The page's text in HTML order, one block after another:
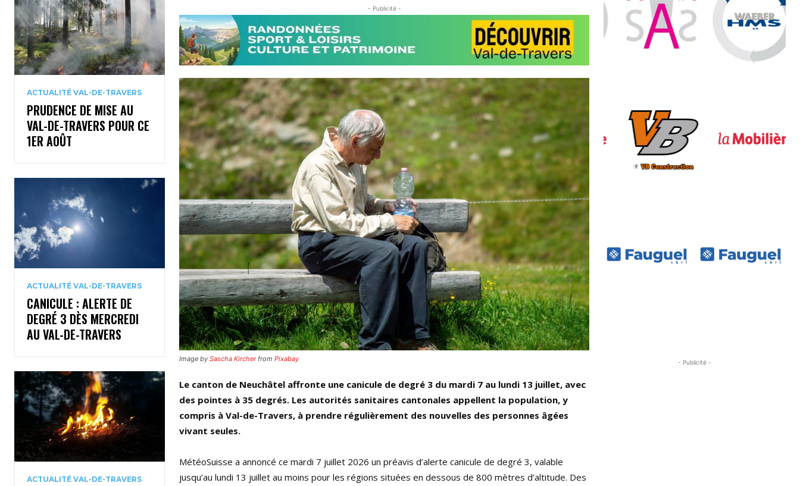
ACTUALITÉ VAL-DE-TRAVERS
PRUDENCE DE MISE AU
VAL-DE-TRAVERS POUR CE
1ER AOÛT
ACTUALITÉ VAL-DE-TRAVERS
CANICULE : ALERTE DE
DEGRÉ 3 DÈS MERCREDI
AU VAL-DE-TRAVERS
ACTUALITÉ VAL-DE-TRAVERS
- Publicité -
Image bySascha KircherfromPixabay
Le canton de Neuchâtel affronte une canicule de degré 3 du mardi 7 au lundi 13 juillet, avec
des pointes à 35 degrés. Les autorités sanitaires cantonales appellent la population, y
compris à Val-de-Travers, à prendre régulièrement des nouvelles des personnes âgées
vivant seules.
MétéoSuisse a annoncé ce mardi 7 juillet 2026 un préavis d’alerte canicule de degré 3, valable
jusqu’au lundi 13 juillet au moins pour les régions situées en dessous de 800 mètres d’altitude. Des
- Publicité -